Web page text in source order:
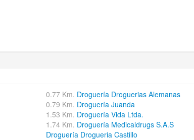
0.77 Km. Droguería Droguerias Alemanas
0.79 Km. Droguería Juanda
1.53 Km. Droguería Vida Ltda.
1.74 Km. Droguería Medicaldrugs S.A.S
Droguería Drogueria Castillo